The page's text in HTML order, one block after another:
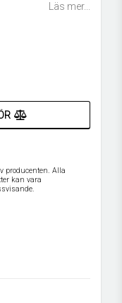
Läs mer...
producenten. Alla
kan vara